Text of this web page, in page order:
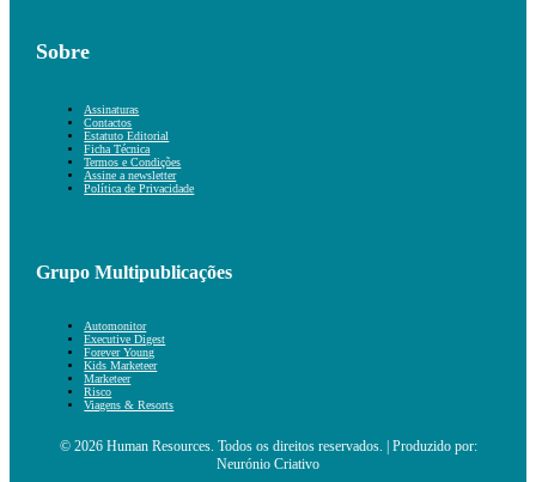
Sobre
Assinaturas
Contactos
Estatuto Editorial
Ficha Técnica
Termos e Condições
Assine a newsletter
Política de Privacidade
Grupo Multipublicações
Automonitor
Executive Digest
Forever Young
Kids Marketeer
Marketeer
Risco
Viagens & Resorts
© 2026 Human Resources. Todos os direitos reservados. | Produzido por:
Neurónio Criativo